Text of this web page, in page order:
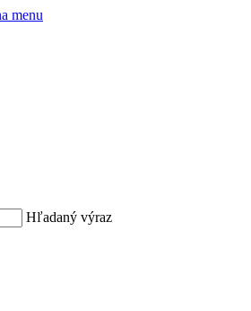
menu
Hľadaný výraz